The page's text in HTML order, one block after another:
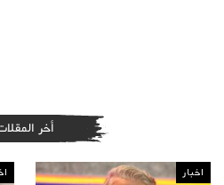
أخر
اخبار